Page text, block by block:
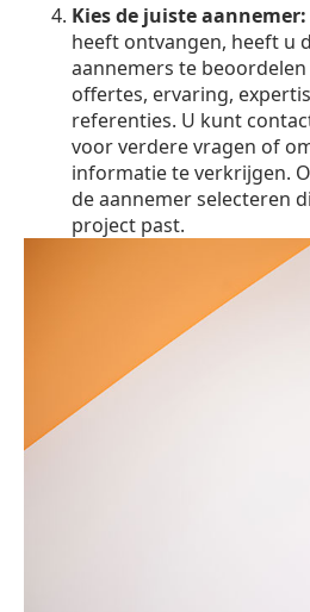
Kies de juiste aannemer:
heeft ontvangen, heeft u
aannemers te
offertes, ervaring,
referenties. U kunt
voor verdere vragen of
informatie te verkrijgen.
de aannemer selecteren
project past.